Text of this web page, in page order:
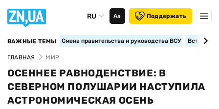
RU Аа Поддержать
ВАЖНЫЕ ТЕМЫ Смена правительства и руководства ВСУ
ГЛАВНАЯ МИР
ОСЕННЕЕ РАВНОДЕНСТВИЕ: В
СЕВЕРНОМ ПОЛУШАРИИ НАСТУПИЛА
АСТРОНОМИЧЕСКАЯ ОСЕНЬ